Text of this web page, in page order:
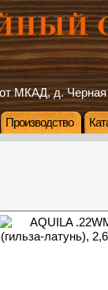
МКАД, д. Черная
Производство